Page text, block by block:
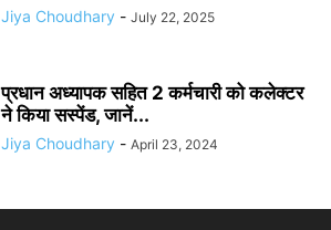
Jiya Choudhary - July 22, 2025
प्रधान अध्यापक सहित 2 कर्मचारी को कलेक्टर
ने किया सस्पेंड, जानें...
Jiya Choudhary - April 23, 2024